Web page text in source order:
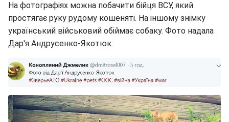
На фотографіях можна побачити бійця ВСУ, який
простягає руку рудому кошеняті. На іншому знімку
український військовий обіймає собаку. Фото надала
Дар'я Андрусенко-Якотюк.